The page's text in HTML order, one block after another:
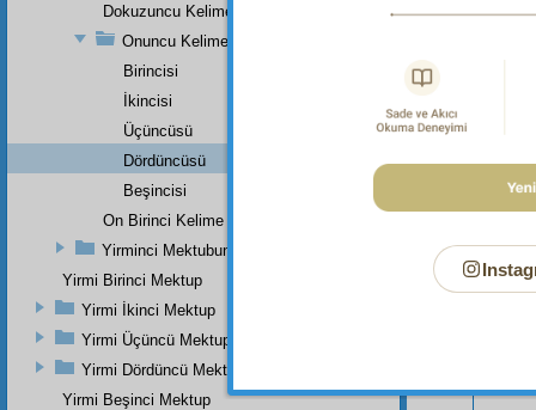
Bu
Dokuzuncu Kelime
Onuncu Kelime
Birincisi
İkincisi
Üçüncüsü
Dördüncüsü
Beşincisi
On Birinci Kelime
Yirminci Mektubun Onuncu Kelimesine Zeyl
Yirmi Birinci Mektup
Yirmi İkinci Mektup
Yirmi Üçüncü Mektup
Yirmi Dördüncü Mektup
Yirmi Beşinci Mektup